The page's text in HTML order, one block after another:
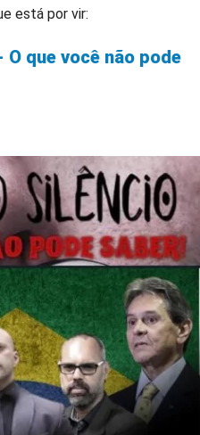
está por vir:
que você não pode